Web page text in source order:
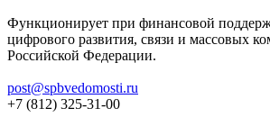
Функционирует при финансовой
цифрового развития, связи и массовых
Российской Федерации.
post@spbvedomosti.ru
+7 (812) 325-31-00